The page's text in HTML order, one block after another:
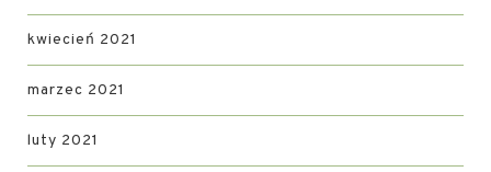
kwiecień 2021
marzec 2021
luty 2021